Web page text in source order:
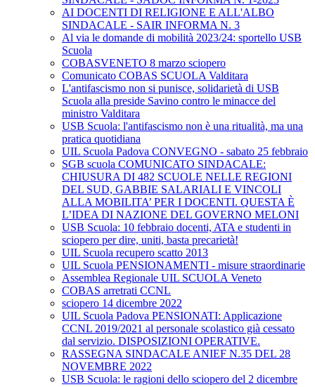
AI DOCENTI DI RELIGIONE E ALL'ALBO
SINDACALE - SAIR INFORMA N. 3
Al via le domande di mobilità 2023/24: sportello USB
Scuola
COBASVENETO 8 marzo sciopero
Comunicato COBAS SCUOLA Valditara
L'antifascismo non si punisce, solidarietà di USB
Scuola alla preside Savino contro le minacce del
ministro Valditara
USB Scuola: l'antifascismo non è una ritualità, ma una
pratica quotidiana
UIL Scuola Padova CONVEGNO - sabato 25 febbraio
SGB scuola COMUNICATO SINDACALE:
CHIUSURA DI 482 SCUOLE NELLE REGIONI
DEL SUD, GABBIE SALARIALI E VINCOLI
ALLA MOBILITA’ PER I DOCENTI. QUESTA È
L’IDEA DI NAZIONE DEL GOVERNO MELONI
USB Scuola: 10 febbraio docenti, ATA e studenti in
sciopero per dire, uniti, basta precarietà!
UIL Scuola recupero scatto 2013
UIL Scuola PENSIONAMENTI - misure straordinarie
Assemblea Regionale UIL SCUOLA Veneto
COBAS arretrati CCNL
sciopero 14 dicembre 2022
UIL Scuola Padova PENSIONATI: Applicazione
CCNL 2019/2021 al personale scolastico già cessato
dal servizio. DISPOSIZIONI OPERATIVE.
RASSEGNA SINDACALE ANIEF N.35 DEL 28
NOVEMBRE 2022
USB Scuola: le ragioni dello sciopero del 2 dicembre